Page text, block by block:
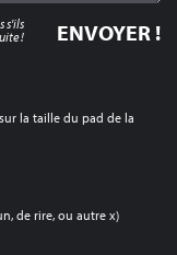
la taille du pad de la
de rire, ou autre x)
s'ils
!